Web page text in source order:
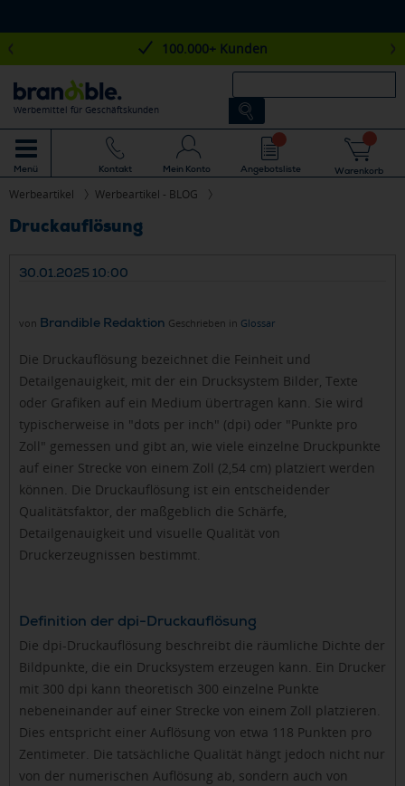
100.000+ Kunden
Werbemittel für Geschäftskunden
Menü Kontakt Mein Konto Angebotsliste Warenkorb
Werbeartikel Werbeartikel - BLOG
Druckauflösung
30.01.2025 10:00
von Brandible Redaktion Geschrieben in Glossar
Die Druckauflösung bezeichnet die Feinheit und
Detailgenauigkeit, mit der ein Drucksystem Bilder, Texte
oder Grafiken auf ein Medium übertragen kann. Sie wird
typischerweise in "dots per inch" (dpi) oder "Punkte pro
Zoll" gemessen und gibt an, wie viele einzelne Druckpunkte
auf einer Strecke von einem Zoll (2,54 cm) platziert werden
können. Die Druckauflösung ist ein entscheidender
Qualitätsfaktor, der maßgeblich die Schärfe,
Detailgenauigkeit und visuelle Qualität von
Druckerzeugnissen bestimmt.
Definition der dpi-Druckauflösung
Die dpi-Druckauflösung beschreibt die räumliche Dichte der
Bildpunkte, die ein Drucksystem erzeugen kann. Ein Drucker
mit 300 dpi kann theoretisch 300 einzelne Punkte
nebeneinander auf einer Strecke von einem Zoll platzieren.
Dies entspricht einer Auflösung von etwa 118 Punkten pro
Zentimeter. Die tatsächliche Qualität hängt jedoch nicht nur
von der numerischen Auflösung ab, sondern auch von